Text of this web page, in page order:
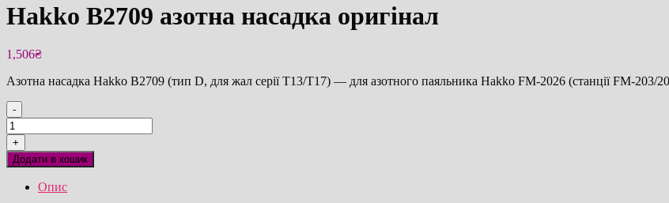
Hakko B2709 азотна насадка оригінал
1,506₴
Азотна насадка Hakko B2709 (тип D, для жал серії T13/T17) — для азотного паяльника Hakko FM-2026 (станції FM-
-
Hakko
B2709
азотна
насадка
оригінал
кількість
+
Додати в кошик
Опис